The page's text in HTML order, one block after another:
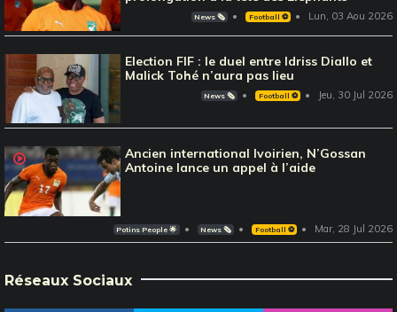
News 🗞️ Football ⚽️ Lun, 03 Aou 2026
Election FIF : le duel entre Idriss Diallo et
Malick Tohé n’aura pas lieu
News 🗞️ Football ⚽️ Jeu, 30 Jul 2026
Ancien international Ivoirien, N’Gossan
Antoine lance un appel à l’aide
Potins People 🌟 News 🗞️ Football ⚽️ Mar, 28 Jul 2026
Réseaux Sociaux